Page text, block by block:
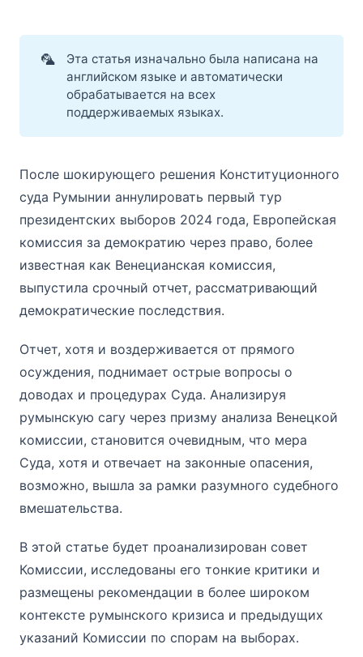
🦜
Эта статья изначально была написана на
английском языке и автоматически
обрабатывается на всех
поддерживаемых языках.
После шокирующего решения Конституционного
суда Румынии аннулировать первый тур
президентских выборов 2024 года, Европейская
комиссия за демократию через право, более
известная как Венецианская комиссия,
выпустила срочный отчет, рассматривающий
демократические последствия.
Отчет, хотя и воздерживается от прямого
осуждения, поднимает острые вопросы о
доводах и процедурах Суда. Анализируя
румынскую сагу через призму анализа Венецкой
комиссии, становится очевидным, что мера
Суда, хотя и отвечает на законные опасения,
возможно, вышла за рамки разумного судебного
вмешательства.
В этой статье будет проанализирован совет
Комиссии, исследованы его тонкие критики и
размещены рекомендации в более широком
контексте румынского кризиса и предыдущих
указаний Комиссии по спорам на выборах.